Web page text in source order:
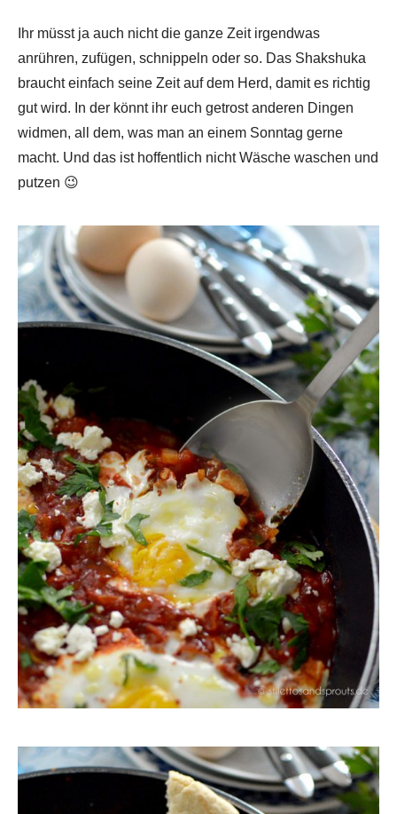
Ihr müsst ja auch nicht die ganze Zeit irgendwas
anrühren, zufügen, schnippeln oder so. Das Shakshuka
braucht einfach seine Zeit auf dem Herd, damit es richtig
gut wird. In der könnt ihr euch getrost anderen Dingen
widmen, all dem, was man an einem Sonntag gerne
macht. Und das ist hoffentlich nicht Wäsche waschen und
putzen 😉